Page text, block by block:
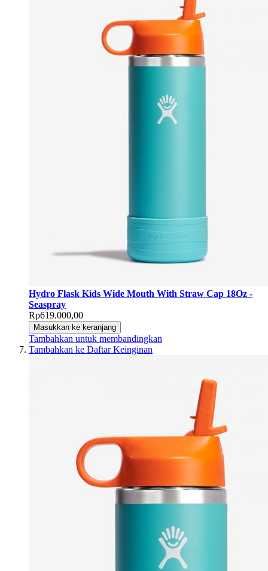
Hydro Flask Kids Wide Mouth With Straw Cap 18Oz -
Seaspray
Rp619.000,00
Masukkan ke keranjang
Tambahkan untuk membandingkan
Tambahkan ke Daftar Keinginan